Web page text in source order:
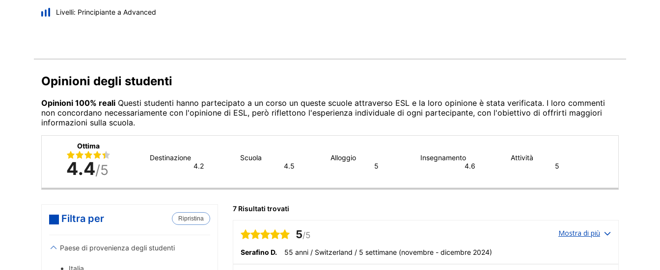
Livelli: Principiante a Advanced
Opinioni degli studenti
Opinioni 100% reali Questi studenti hanno partecipato a un corso un queste scuole attraverso ESL e la loro opinione è stata verificata. I loro commenti
non concordano necessariamente con l'opinione di ESL, però riflettono l'esperienza individuale di ogni partecipante, con l'obiettivo di offrirti maggiori
informazioni sulla scuola.
Ottima
4.4/5
Destinazione
4.2
Scuola
4.5
Alloggio
5
Insegnamento
4.6
Attività
5
Filtra per Ripristina
Paese di provenienza degli studenti
Italia
7 Risultati trovati
5/5 Mostra di più
Serafino D. 55 anni / Switzerland / 5 settimane (novembre - dicembre 2024)